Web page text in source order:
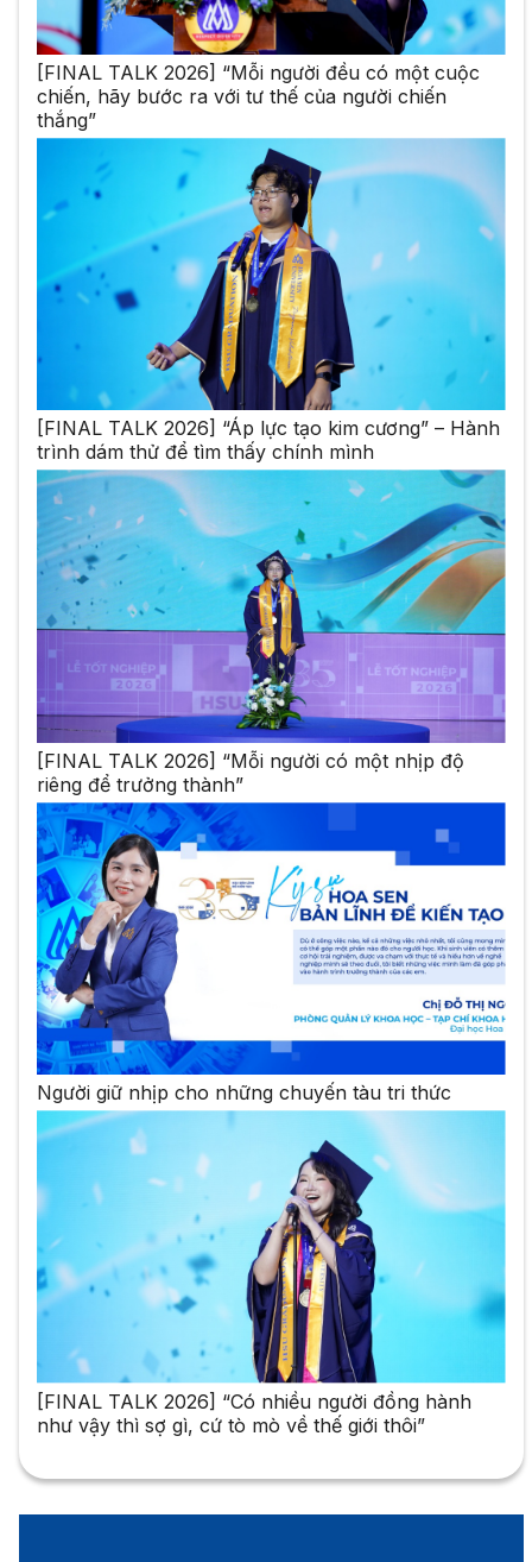
[FINAL TALK 2026] “Mỗi người đều có một cuộc
chiến, hãy bước ra với tư thế của người chiến
thắng”
[FINAL TALK 2026] “Áp lực tạo kim cương” – Hành
trình dám thử để tìm thấy chính mình
[FINAL TALK 2026] “Mỗi người có một nhịp độ
riêng để trưởng thành”
Người giữ nhịp cho những chuyến tàu tri thức
[FINAL TALK 2026] “Có nhiều người đồng hành
như vậy thì sợ gì, cứ tò mò về thế giới thôi”